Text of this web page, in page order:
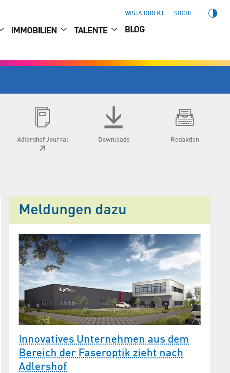
WISTA DIREKT SUCHE
IMMOBILIEN TALENTE BLOG
Adlershof Journal Downloads Redaktion
Meldungen dazu
Innovatives Unternehmen aus dem
Bereich der Faseroptik zieht nach
Adlershof